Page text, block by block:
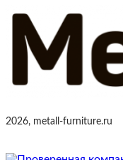
2026, metall-furniture.ru